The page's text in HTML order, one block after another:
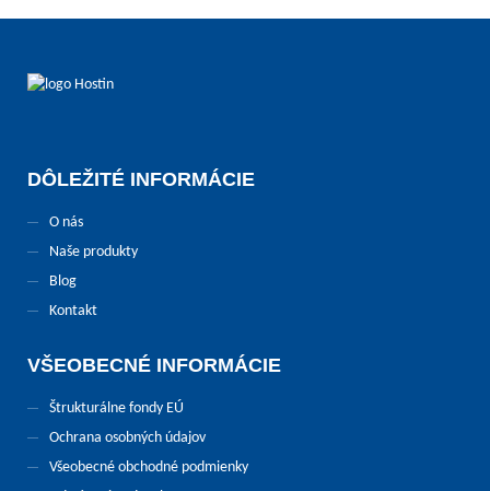
DÔLEŽITÉ INFORMÁCIE
O nás
Naše produkty
Blog
Kontakt
VŠEOBECNÉ INFORMÁCIE
Štrukturálne fondy EÚ
Ochrana osobných údajov
Všeobecné obchodné podmienky